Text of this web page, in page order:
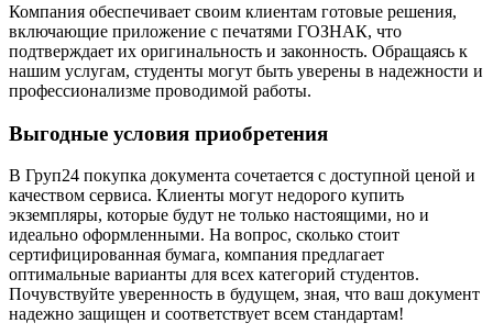
Компания обеспечивает своим клиентам готовые решения,
включающие приложение с печатями ГОЗНАК, что
подтверждает их оригинальность и законность. Обращаясь к
нашим услугам, студенты могут быть уверены в надежности и
профессионализме проводимой работы.
Выгодные условия приобретения
В Груп24 покупка документа сочетается с доступной ценой и
качеством сервиса. Клиенты могут недорого купить
экземпляры, которые будут не только настоящими, но и
идеально оформленными. На вопрос, сколько стоит
сертифицированная бумага, компания предлагает
оптимальные варианты для всех категорий студентов.
Почувствуйте уверенность в будущем, зная, что ваш документ
надежно защищен и соответствует всем стандартам!